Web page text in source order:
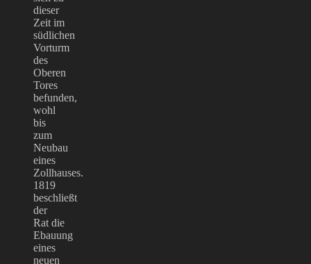
dieser
Zeit im
südlichen
Vorturm
des
Oberen
Tores
befunden,
wohl
bis
zum
Neubau
eines
Zollhauses.
1819
beschließt
der
Rat die
Ebauung
eines
neuen